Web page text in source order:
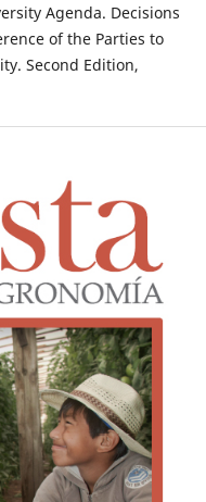
Agenda. Decisions
of the Parties to
Second Edition,